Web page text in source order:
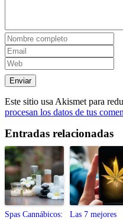
Este sitio usa Akismet para
procesan los datos de tus
Entradas relacionadas
Spas Cannábicos:
Las 7 mejores